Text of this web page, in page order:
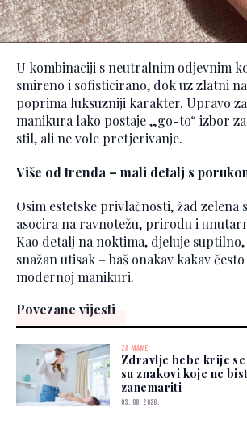
U kombinaciji s neutralnim odjevnim
smireno i sofisticirano, dok uz zlatni
poprima luksuzniji karakter. Upravo
manikura lako postaje „go-to“ izbor
stil, ali ne vole pretjerivanje.
Više od trenda – mali detalj s
Osim estetske privlačnosti, žad zelena
asocira na ravnotežu, prirodu i
Kao detalj na noktima, djeluje
snažan utisak – baš onakav kakav
modernoj manikuri.
Povezane vijesti
ZA MAME
Zdravlje bebe krije
su znakovi koje ne
zanemariti
03. 08. 2026.